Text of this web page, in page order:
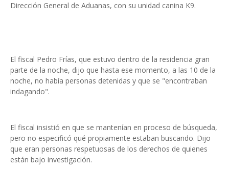
Dirección General de Aduanas, con su unidad canina K9.
El fiscal Pedro Frías, que estuvo dentro de la residencia gran
parte de la noche, dijo que hasta ese momento, a las 10 de la
noche, no había personas detenidas y que se "encontraban
indagando".
El fiscal insistió en que se mantenían en proceso de búsqueda,
pero no especificó qué propiamente estaban buscando. Dijo
que eran personas respetuosas de los derechos de quienes
están bajo investigación.